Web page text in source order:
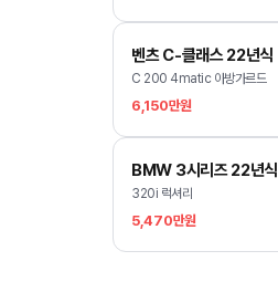
벤츠 C-클래스 22년식
C 200 4matic 아방가르드
6,150만원
BMW 3시리즈 22년식
320i 럭셔리
5,470만원